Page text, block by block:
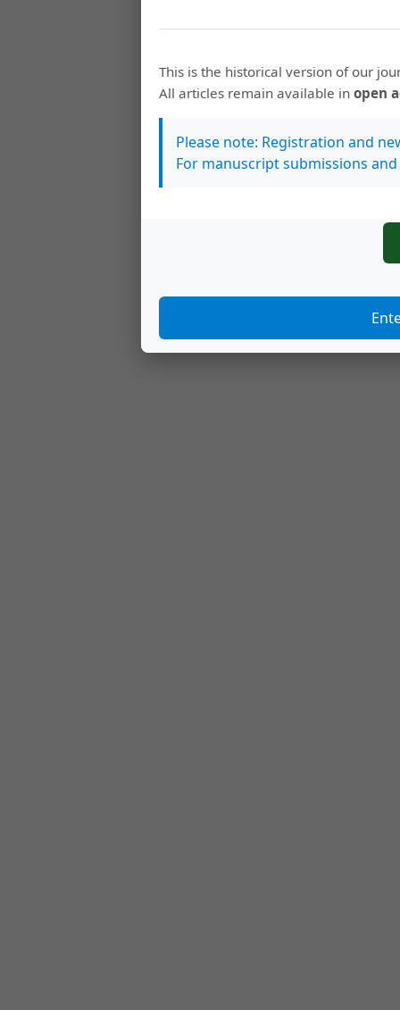
This is the historical version of our
All articles remain available in open
Please note: Registration and
For manuscript submissions